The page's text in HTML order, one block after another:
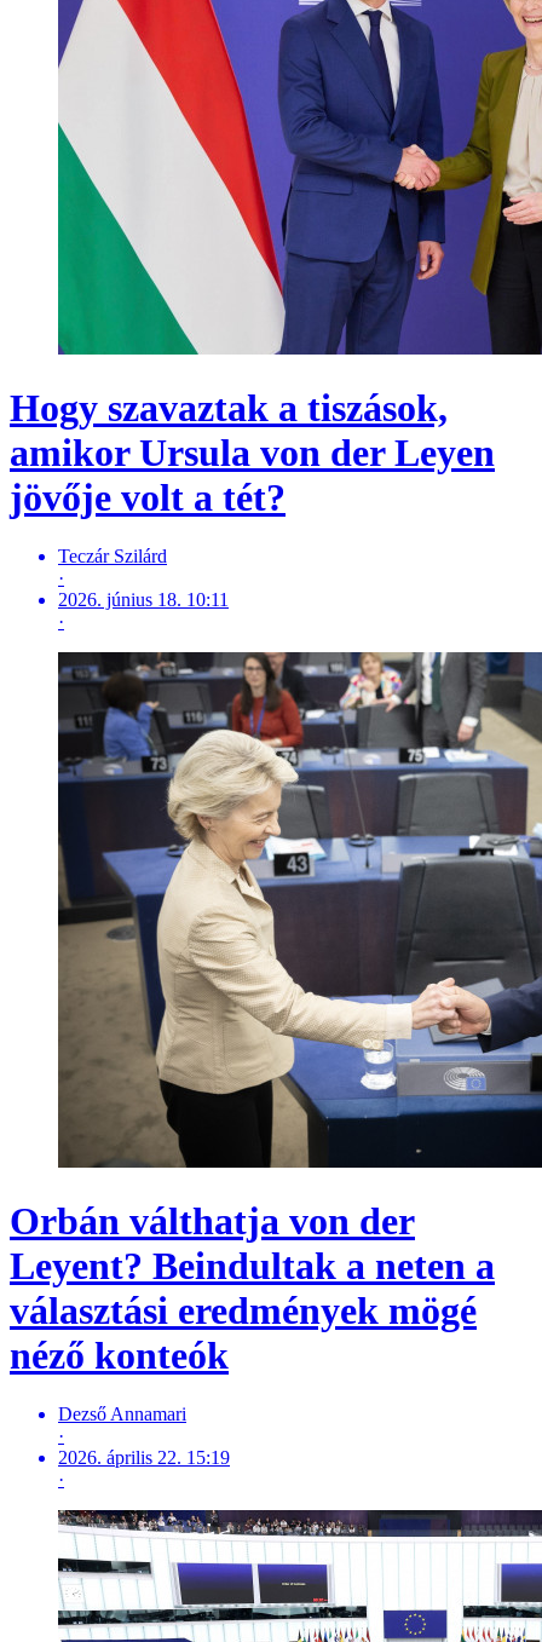
Hogy szavaztak a tiszások,
amikor Ursula von der Leyen
jövője volt a tét?
Teczár Szilárd
·
2026. június 18. 10:11
·
Orbán válthatja von der
Leyent? Beindultak a neten a
választási eredmények mögé
néző konteók
Dezső Annamari
·
2026. április 22. 15:19
·